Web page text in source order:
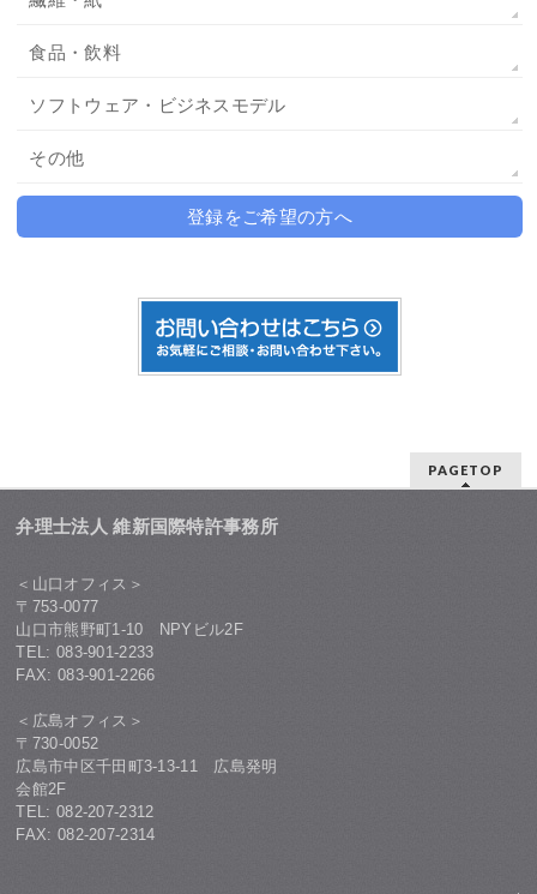
食品・飲料
ソフトウェア・ビジネスモデル
その他
登録をご希望の方へ
PAGETOP
弁理士法人 維新国際特許事務所
＜山口オフィス＞
〒753-0077
山口市熊野町1-10 NPYビル2F
TEL: 083-901-2233
FAX: 083-901-2266
＜広島オフィス＞
〒730-0052
広島市中区千田町3-13-11 広島発明
会館2F
TEL: 082-207-2312
FAX: 082-207-2314